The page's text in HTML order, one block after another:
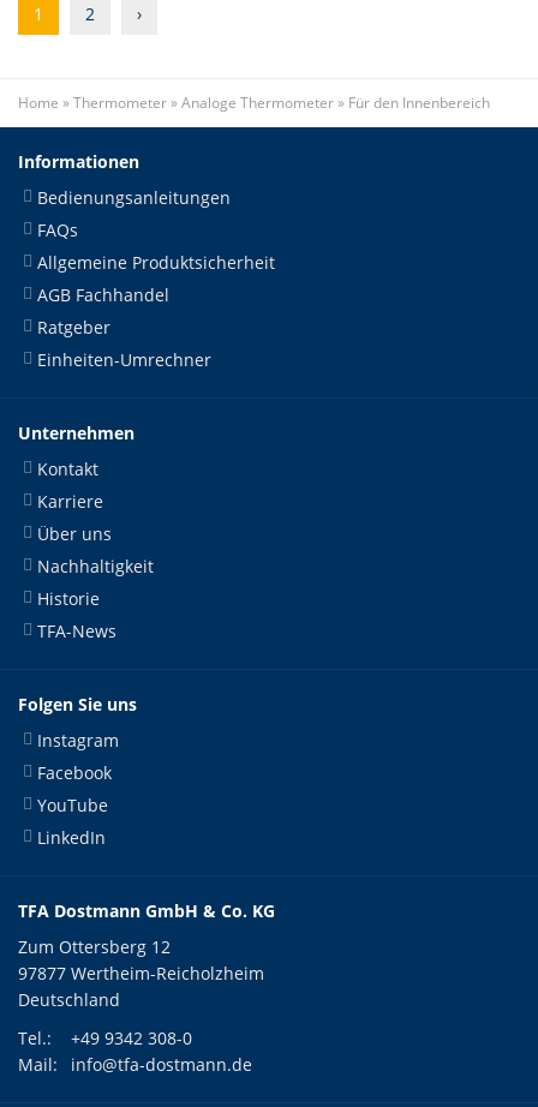
1 2 ›
Home »Thermometer»Analoge Thermometer» Für den Innenbereich
Informationen
Bedienungsanleitungen
FAQs
Allgemeine Produktsicherheit
AGB Fachhandel
Ratgeber
Einheiten-Umrechner
Unternehmen
Kontakt
Karriere
Über uns
Nachhaltigkeit
Historie
TFA-News
Folgen Sie uns
Instagram
Facebook
YouTube
LinkedIn
TFA Dostmann GmbH & Co. KG
Zum Ottersberg 12
97877 Wertheim-Reicholzheim
Deutschland
Tel.:
+49 9342 308-0
Mail:
info@tfa-dostmann.de